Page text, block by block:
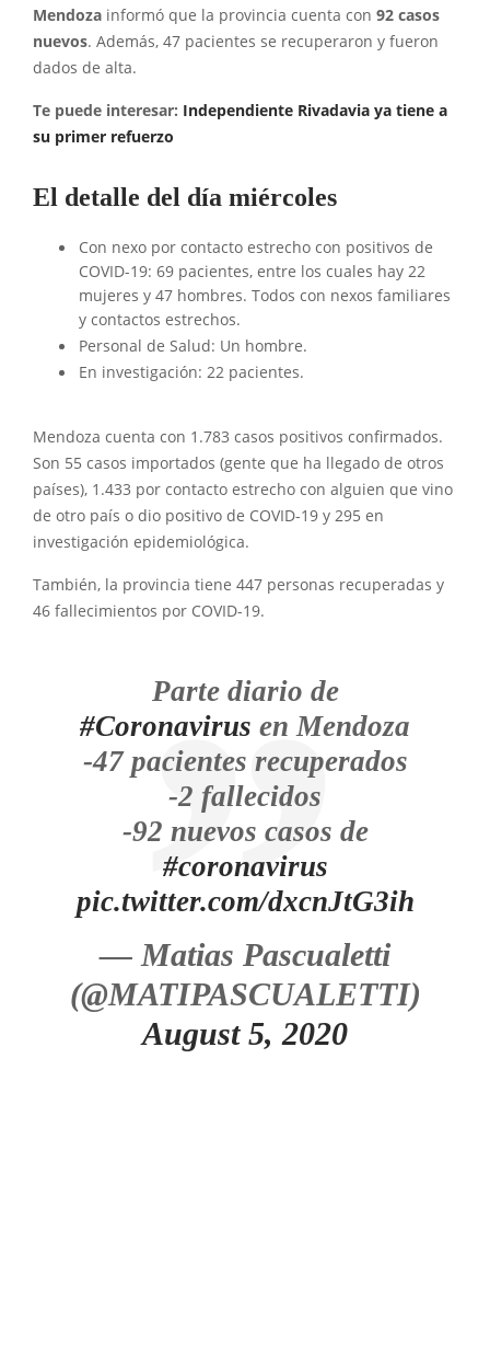
Mendoza informó que la provincia cuenta con 92 casos
nuevos. Además, 47 pacientes se recuperaron y fueron
dados de alta.
Te puede interesar: Independiente Rivadavia ya tiene a
su primer refuerzo
El detalle del día miércoles
Con nexo por contacto estrecho con positivos de
COVID-19: 69 pacientes, entre los cuales hay 22
mujeres y 47 hombres. Todos con nexos familiares
y contactos estrechos.
Personal de Salud: Un hombre.
En investigación: 22 pacientes.
Mendoza cuenta con 1.783 casos positivos confirmados.
Son 55 casos importados (gente que ha llegado de otros
países), 1.433 por contacto estrecho con alguien que vino
de otro país o dio positivo de COVID-19 y 295 en
investigación epidemiológica.
También, la provincia tiene 447 personas recuperadas y
46 fallecimientos por COVID-19.
Parte diario de
#Coronavirus en Mendoza
-47 pacientes recuperados
-2 fallecidos
-92 nuevos casos de
#coronavirus
pic.twitter.com/dxcnJtG3ih
— Matias Pascualetti
(@MATIPASCUALETTI)
August 5, 2020